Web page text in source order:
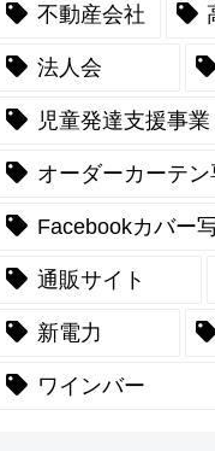
不動産会社
法人会
児童発達支援事業
オーダーカーテ
Facebookカバー
通販サイト
新電力
ワインバー